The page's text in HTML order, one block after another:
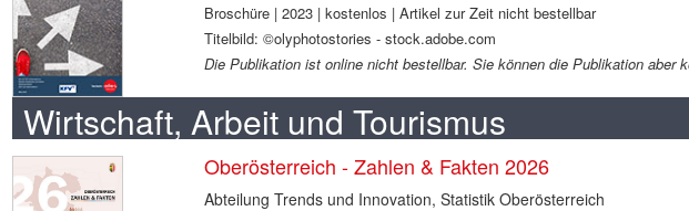
Broschüre | 2023 | kostenlos | Artikel zur Zeit nicht bestellbar
Titelbild: ©olyphotostories - stock.adobe.com
Die Publikation ist online nicht bestellbar. Sie können die Publikation aber
Wirtschaft, Arbeit und Tourismus
Oberösterreich - Zahlen & Fakten 2026
Abteilung Trends und Innovation, Statistik Oberösterreich